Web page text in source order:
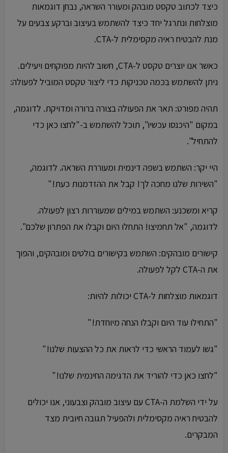
כיצד לכתוב טקסט מובהק ומעורר השראה, נבחן דוגמאות
מוצלחות ונתרגל יחד כיצד להשתמש בעיצוב וברקע צבעים על
מנת להבטיח ראיה מקסימלית ל-CTA.
כאשר אנו יוצרים טקסט ל-CTA, חשוב להיות מפוקחים ויעילים.
ניתן להשתמש בכמה טכניקות כדי ליצור טקסט המוביל לפעולה:
תהיה מפורט: תאר את הפעולה בצורה ברורה ומדויקת. לדוגמה,
במקום "היכנסו עכשיו", תוכל להשתמש ב-"לחצו כאן כדי
להתחיל".
היי יקר: השתמש בשפה דינמית ומעוררת השראה. לדוגמה,
"השירות שלנו מחכה לך! קבל את ההזדמנות כעת!"
קריא ומשכנע: השתמש במילים שמעוררות רצון לפעולה.
לדוגמה, "אל תחמיצו! התחלו היום וקבלו את הפתרון שלכם".
קישורים מובהקים: השתמש בקישורים בולטים ומובהקים, והפוך
את ה-CTA לקל לפעולה.
דוגמאות מוצלחות ל-CTA יכולות להיות:
"התחילו עוד היום וקבלו הנחה מיוחדת!"
"גשו לעמוד הראשי כדי לראות את כל ההצעות שלנו!"
"לחצו כאן כדי להוריד את הדגימה החינמית שלנו!"
על ידי השלמת ה-CTA עם עיצוב מובהק וצבעוני, אנו יכולים
להבטיח ראיה מקסימלית ולהפעיל תגובה חיובית מצד
המבקרים.